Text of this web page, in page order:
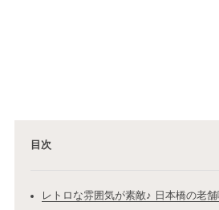
目次
レトロな雰囲気が素敵♪ 日本橋の老